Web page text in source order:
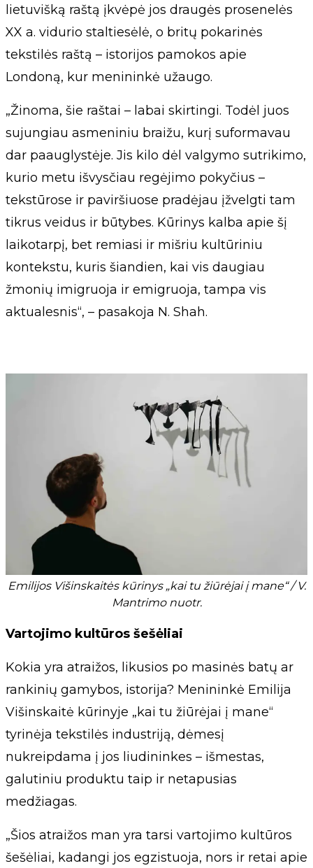
lietuvišką raštą įkvėpė jos draugės prosenelės
XX a. vidurio staltiesėlė, o britų pokarinės
tekstilės raštą – istorijos pamokos apie
Londoną, kur menininkė užaugo.
„Žinoma, šie raštai – labai skirtingi. Todėl juos
sujungiau asmeniniu braižu, kurį suformavau
dar paauglystėje. Jis kilo dėl valgymo sutrikimo,
kurio metu išvysčiau regėjimo pokyčius –
tekstūrose ir paviršiuose pradėjau įžvelgti tam
tikrus veidus ir būtybes. Kūrinys kalba apie šį
laikotarpį, bet remiasi ir mišriu kultūriniu
kontekstu, kuris šiandien, kai vis daugiau
žmonių imigruoja ir emigruoja, tampa vis
aktualesnis“, – pasakoja N. Shah.
Emilijos Višinskaitės kūrinys „kai tu žiūrėjai į mane“ / V.
Mantrimo nuotr.
Vartojimo kultūros šešėliai
Kokia yra atraižos, likusios po masinės batų ar
rankinių gamybos, istorija? Menininkė Emilija
Višinskaitė kūrinyje „kai tu žiūrėjai į mane“
tyrinėja tekstilės industriją, dėmesį
nukreipdama į jos liudininkes – išmestas,
galutiniu produktu taip ir netapusias
medžiagas.
„Šios atraižos man yra tarsi vartojimo kultūros
šešėliai, kadangi jos egzistuoja, nors ir retai apie